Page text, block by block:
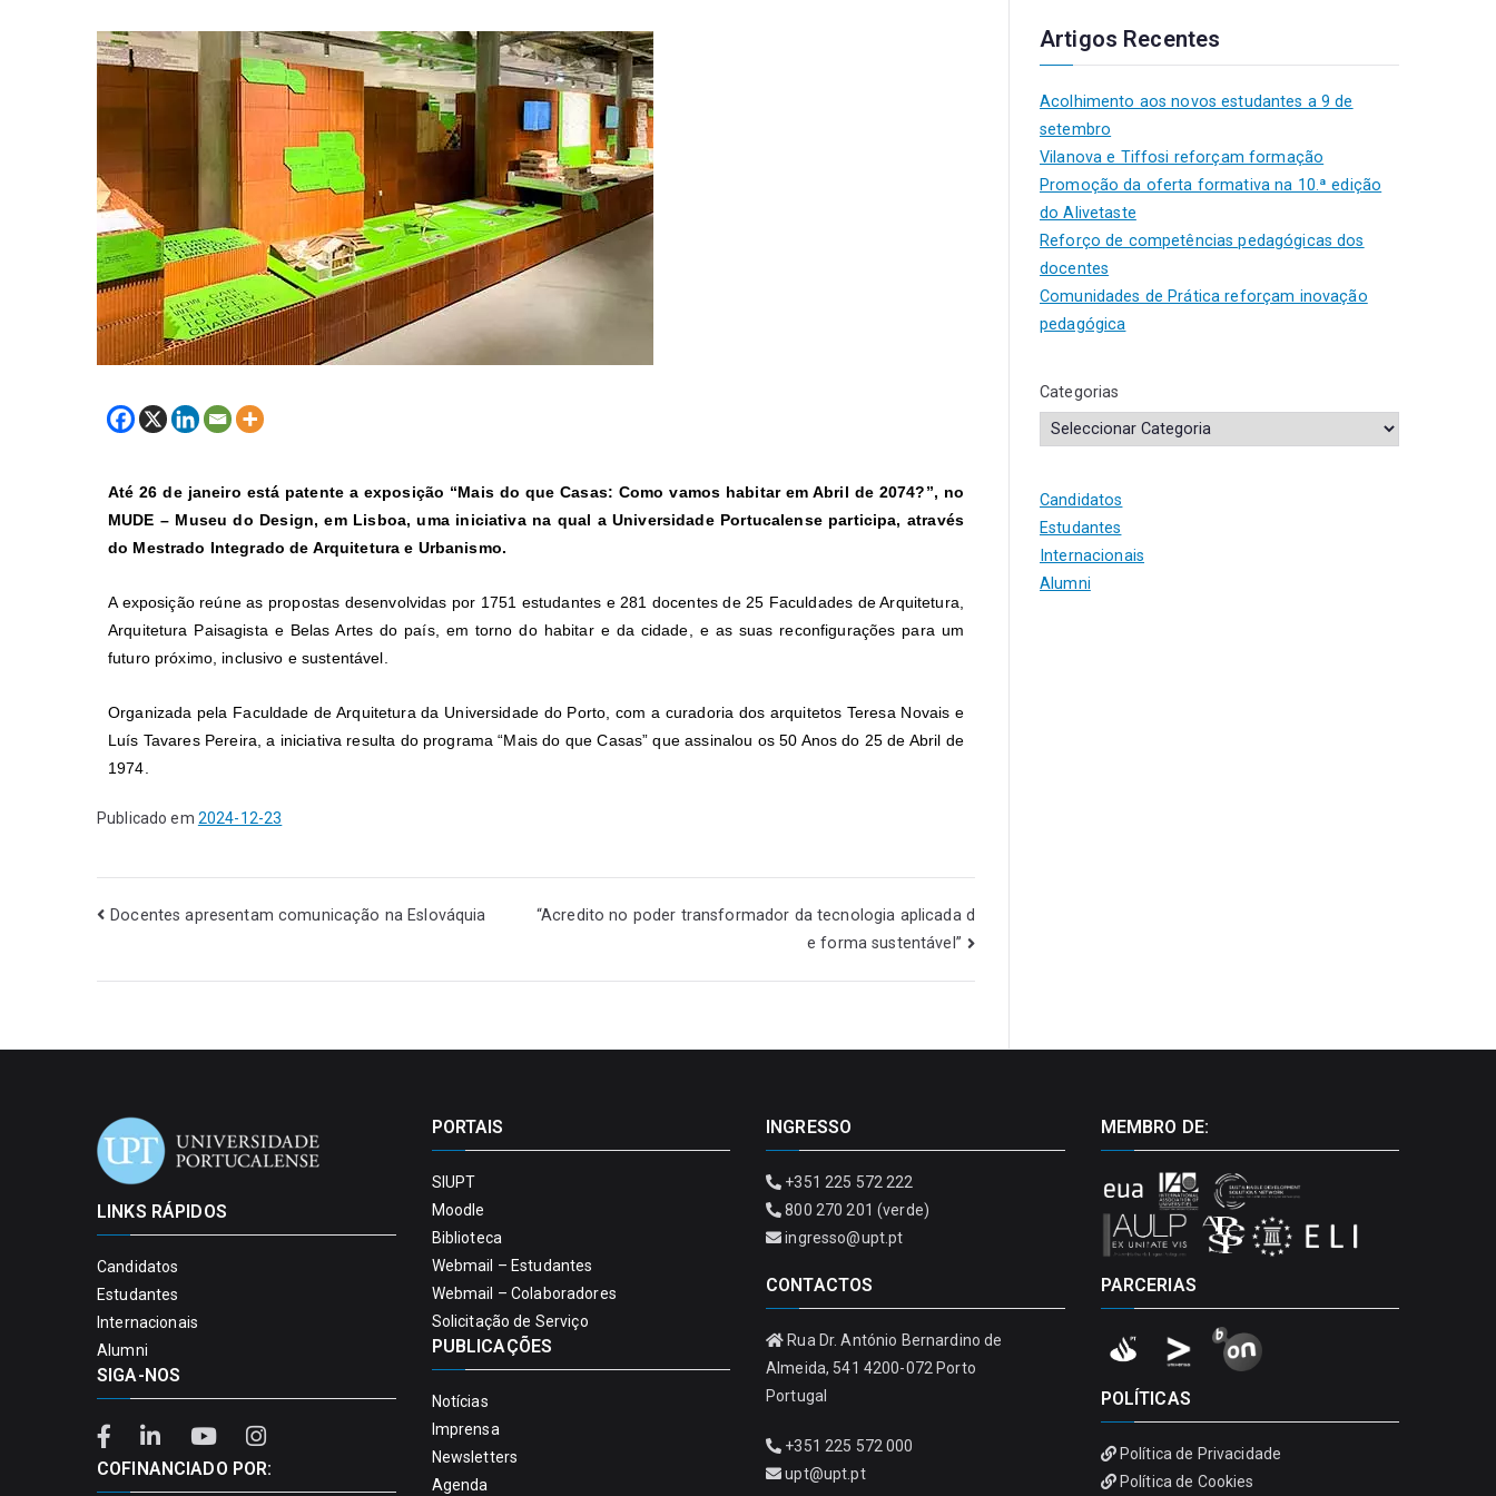
Até 26 de janeiro está patente a exposição “Mais do que Casas: Como vamos habitar em Abril de 2074?”, no
MUDE – Museu do Design, em Lisboa, uma iniciativa na qual a Universidade Portucalense participa, através
do Mestrado Integrado de Arquitetura e Urbanismo.
A exposição reúne as propostas desenvolvidas por 1751 estudantes e 281 docentes de 25 Faculdades de Arquitetura,
Arquitetura Paisagista e Belas Artes do país, em torno do habitar e da cidade, e as suas reconfigurações para um
futuro próximo, inclusivo e sustentável.
Organizada pela Faculdade de Arquitetura da Universidade do Porto, com a curadoria dos arquitetos Teresa Novais e
Luís Tavares Pereira, a iniciativa resulta do programa “Mais do que Casas” que assinalou os 50 Anos do 25 de Abril de
1974.
Publicado em 2024-12-23
Docentes apresentam comunicação na Eslováquia
“Acredito no poder transformador da tecnologia aplicada d
e forma sustentável”
Artigos Recentes
Acolhimento aos novos estudantes a 9 de
setembro
Vilanova e Tiffosi reforçam formação
Promoção da oferta formativa na 10.ª edição
do Alivetaste
Reforço de competências pedagógicas dos
docentes
Comunidades de Prática reforçam inovação
pedagógica
Categorias
Candidatos
Estudantes
Internacionais
Alumni
LINKS RÁPIDOS
Candidatos
Estudantes
Internacionais
Alumni
SIGA-NOS
COFINANCIADO POR:
PORTAIS
SIUPT
Moodle
Biblioteca
Webmail – Estudantes
Webmail – Colaboradores
Solicitação de Serviço
PUBLICAÇÕES
Notícias
Imprensa
Newsletters
Agenda
INGRESSO
+351 225 572 222
800 270 201 (verde)
ingresso@upt.pt
CONTACTOS
Rua Dr. António Bernardino de
Almeida, 541 4200-072 Porto
Portugal
+351 225 572 000
upt@upt.pt
MEMBRO DE:
PARCERIAS
POLÍTICAS
Política de Privacidade
Política de Cookies